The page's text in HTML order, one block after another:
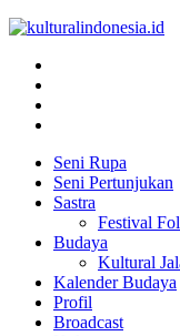
Seni Rupa
Seni Pertunjukan
Sastra
Festival
Budaya
Kultural
Kalender Budaya
Profil
Broadcast